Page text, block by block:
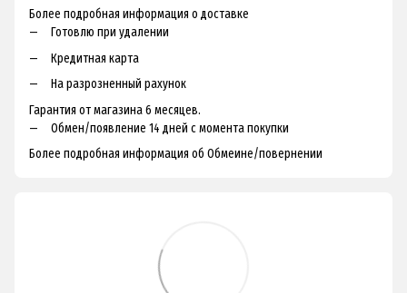
Более подробная информация о доставке
Готовлю при удалении
Кредитная карта
На разрозненный рахунок
Гарантия от магазина 6 месяцев.
Обмен/появление 14 дней с момента покупки
Более подробная информация об Обмеине/повернении